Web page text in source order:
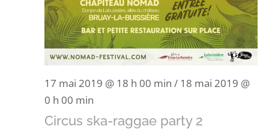
17 mai 2019 @ 18 h 00 min / 18 mai 2019 @
0 h 00 min
Circus ska-raggae party 2